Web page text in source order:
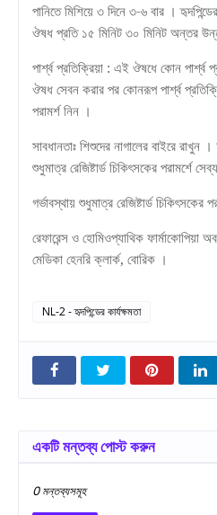
পানিতে মিশিয়ে ৩ দিনে ৩-৬ বার ।
ঔষধ প্রতি ১৫ মিনিট ৩০ মিনিট অন্তর
পার্শ্ব প্রতিক্রিয়া : এই ঔষধে কোন পার্শ্ব
ঔষধ সেবন করার পর কোনরূপ পার্শ্ব
পরামর্শ নিন ।
সাবধানতাঃ শিশুদের নাগালের বাইরে
শুধুমাত্র রেজিষ্টার্ড চিকিৎসকের পরামর্শে
গর্ভাবস্থায় শুধুমাত্র রেজিষ্টার্ড চিকিৎসকের
রেফারেন্স ও হোমিওপ্যাথিক ফার্মাকোপিয়া অব
মেডিকা হেনরি ক্লার্ক, বোরিক ।
NL-2 - হৃদপিন্ডের কার্যক্ষমতা
একটি মন্তব্য পোস্ট করুন
0 মন্তব্যসমূহ